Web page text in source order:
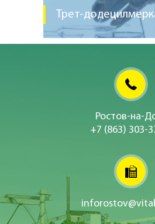
Трет-
Ростов-на-
+7 (863) 303-